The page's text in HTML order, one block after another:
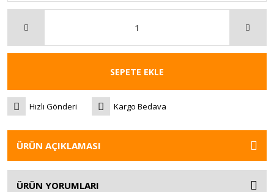
SEPETE EKLE
Hızlı Gönderi Kargo Bedava
ÜRÜN AÇIKLAMASI
ÜRÜN YORUMLARI